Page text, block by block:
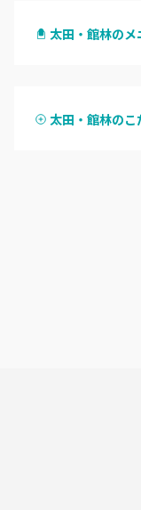
太田・館林の
ハンドスカルプ
太田・館林の